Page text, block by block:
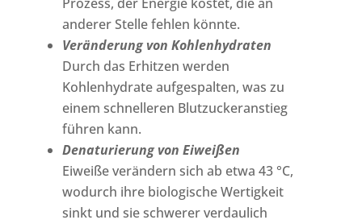
anderer Stelle fehlen könnte.
Veränderung von Kohlenhydraten
Durch das Erhitzen werden
Kohlenhydrate aufgespalten, was zu
einem schnelleren Blutzuckeranstieg
führen kann.
Denaturierung von Eiweißen
Eiweiße verändern sich ab etwa 43 °C,
wodurch ihre biologische Wertigkeit
sinkt und sie schwerer verdaulich